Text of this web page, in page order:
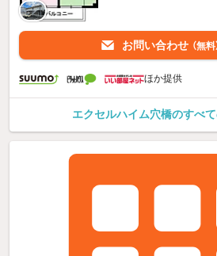
お問い合わせ （無料
ほか提供
エクセルハイム穴橋のすべ